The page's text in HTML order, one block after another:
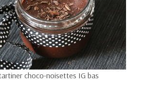
choco-noisettes IG bas